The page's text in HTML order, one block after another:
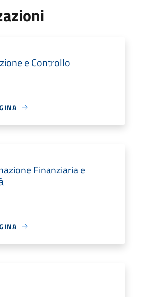
e Controllo
Finanziaria e